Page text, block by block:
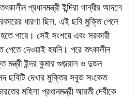
প্রধানমন্ত্রী ইন্দিরা গান্ধীর আদলে
ধারণা ছিল, এই ছবি মুক্তি পেলে
হতে পারে। সেই সংশয়ে এবং সরকারী
পেতে দেওয়াই হয়নি। পরে তৎকালীন
মন্ত্রী ইন্দর কুমার গুজ়রাল ও দুজন
ছবিটি দেখার মুক্তির সবুজ সংকেত
মহিলা প্রধানমন্ত্রী আরতী দেবীকে